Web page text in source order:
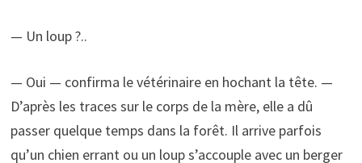
— Un loup ?..
— Oui — confirma le vétérinaire en hochant la tête. —
D’après les traces sur le corps de la mère, elle a dû
passer quelque temps dans la forêt. Il arrive parfois
qu’un chien errant ou un loup s’accouple avec un berger